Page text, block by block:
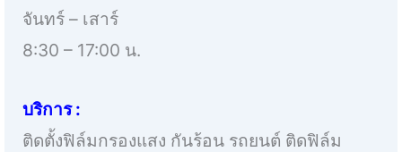
จันทร์ – เสาร์
8:30 – 17:00 น.
บริการ :
ติดตั้งฟิล์มกรองแสง กันร้อน รถยนต์ ติดฟิล์ม